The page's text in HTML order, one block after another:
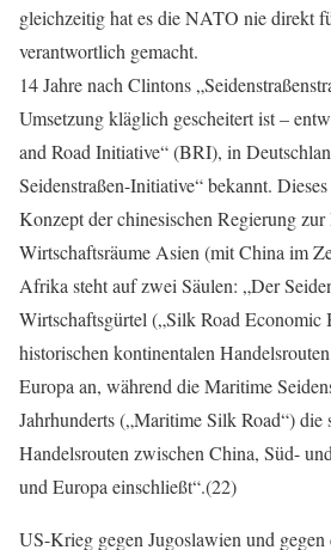
gleichzeitig hat es die NATO nie direkt
verantwortlich gemacht.
14 Jahre nach Clintons
Umsetzung kläglich gescheitert ist –
and Road Initiative“ (BRI), in
Seidenstraßen-Initiative“ bekannt.
Konzept der chinesischen Regierung
Wirtschaftsräume Asien (mit China im
Afrika steht auf zwei Säulen: „Der
Wirtschaftsgürtel („Silk Road Economic
historischen kontinentalen
Europa an, während die Maritime
Jahrhunderts („Maritime Silk Road“) die
Handelsrouten zwischen China, Süd-
und Europa einschließt“.(22)
US-Krieg gegen Jugoslawien und